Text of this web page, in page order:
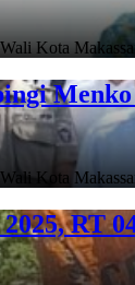
Kota
Kota
RT